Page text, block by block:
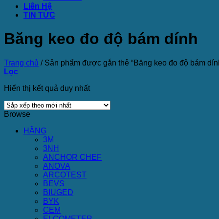
Liên Hệ
TIN TỨC
Băng keo đo độ bám dính
Trang chủ /Sản phẩm được gắn thẻ “Băng keo đo độ bám
Lọc
Hiển thị kết quả duy nhất
Browse
HÃNG
3M
3NH
ANCHOR CHEF
ANOVA
ARCOTEST
BEVS
BIUGED
BYK
CEM